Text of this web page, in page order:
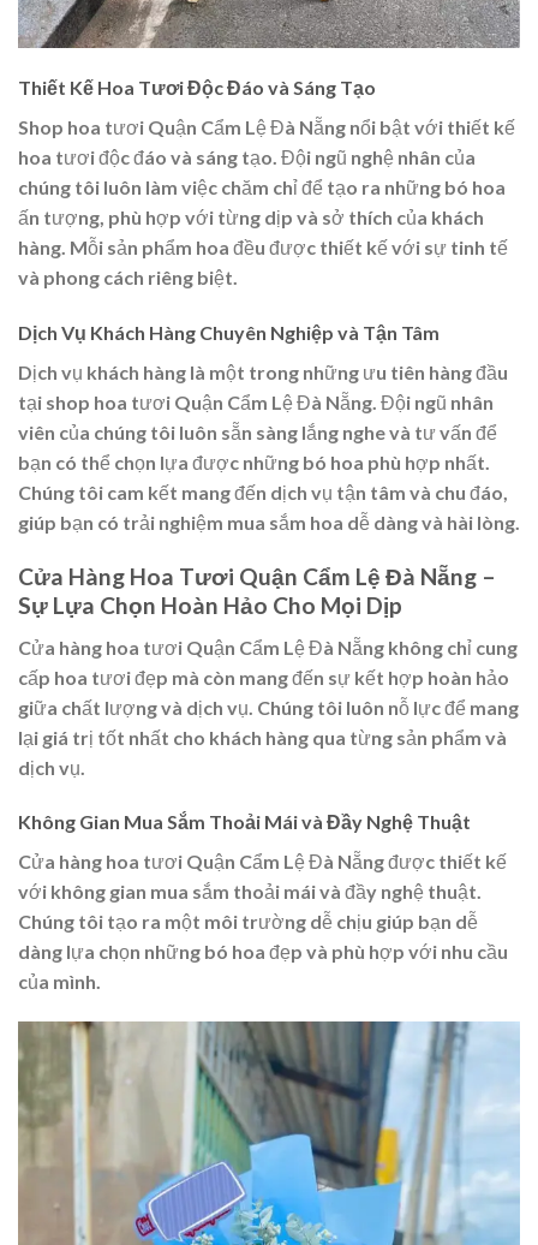
Thiết Kế Hoa Tươi Độc Đáo và Sáng Tạo
Shop hoa tươi Quận Cẩm Lệ Đà Nẵng nổi bật với thiết kế
hoa tươi độc đáo và sáng tạo. Đội ngũ nghệ nhân của
chúng tôi luôn làm việc chăm chỉ để tạo ra những bó hoa
ấn tượng, phù hợp với từng dịp và sở thích của khách
hàng. Mỗi sản phẩm hoa đều được thiết kế với sự tinh tế
và phong cách riêng biệt.
Dịch Vụ Khách Hàng Chuyên Nghiệp và Tận Tâm
Dịch vụ khách hàng là một trong những ưu tiên hàng đầu
tại shop hoa tươi Quận Cẩm Lệ Đà Nẵng. Đội ngũ nhân
viên của chúng tôi luôn sẵn sàng lắng nghe và tư vấn để
bạn có thể chọn lựa được những bó hoa phù hợp nhất.
Chúng tôi cam kết mang đến dịch vụ tận tâm và chu đáo,
giúp bạn có trải nghiệm mua sắm hoa dễ dàng và hài lòng.
Cửa Hàng Hoa Tươi Quận Cẩm Lệ Đà Nẵng –
Sự Lựa Chọn Hoàn Hảo Cho Mọi Dịp
Cửa hàng hoa tươi Quận Cẩm Lệ Đà Nẵng không chỉ cung
cấp hoa tươi đẹp mà còn mang đến sự kết hợp hoàn hảo
giữa chất lượng và dịch vụ. Chúng tôi luôn nỗ lực để mang
lại giá trị tốt nhất cho khách hàng qua từng sản phẩm và
dịch vụ.
Không Gian Mua Sắm Thoải Mái và Đầy Nghệ Thuật
Cửa hàng hoa tươi Quận Cẩm Lệ Đà Nẵng được thiết kế
với không gian mua sắm thoải mái và đầy nghệ thuật.
Chúng tôi tạo ra một môi trường dễ chịu giúp bạn dễ
dàng lựa chọn những bó hoa đẹp và phù hợp với nhu cầu
của mình.